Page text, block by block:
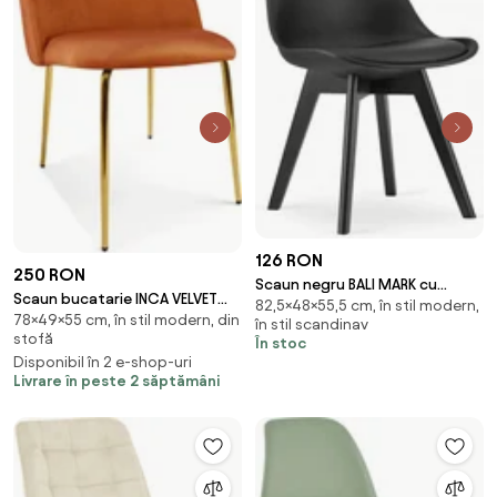
250 RON
Scaun bucatarie INCA VELVET
din catifea cu picioare aurii,
teracota
78×49×55 cm, în stil modern, din
stofă
Disponibil în 2 e-shop-uri
Livrare în peste 2 săptămâni
126 RON
Scaun negru BALI MARK cu
picioare negre
82,5×48×55,5 cm, în stil modern,
în stil scandinav
În stoc